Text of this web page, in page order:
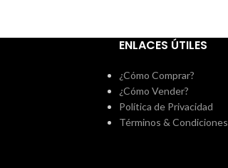
ENLACES ÚTILES
¿Cómo Comprar?
¿Cómo Vender?
Política de Privacidad
Términos & Condiciones